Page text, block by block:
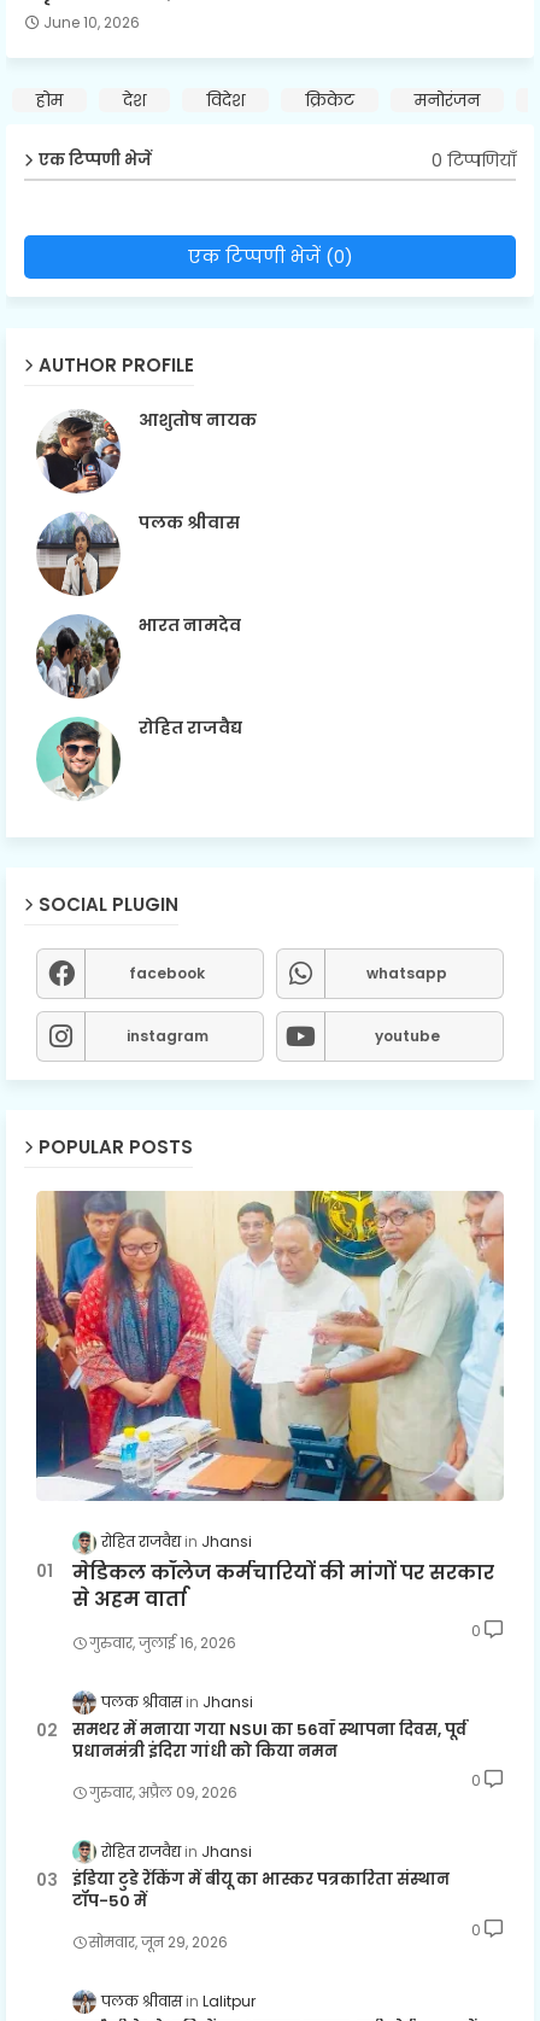
June 10, 2026
होम देश विदेश क्रिकेट मनोरंजन
एक टिप्पणी भेजें 0 टिप्पणियाँ
एक टिप्पणी भेजें (0)
AUTHOR PROFILE
आशुतोष नायक
पलक श्रीवास
भारत नामदेव
रोहित राजवैद्य
SOCIAL PLUGIN
facebook whatsapp
instagram youtube
POPULAR POSTS
रोहित राजवैद्य Jhansi
मेडिकल कॉलेज कर्मचारियों की मांगों पर सरकार
से अहम वार्ता
गुरुवार, जुलाई 16, 2026
0
पलक श्रीवास Jhansi
समथर में मनाया गया NSUI का 56वाँ स्थापना दिवस, पूर्व
प्रधानमंत्री इंदिरा गांधी को किया नमन
गुरुवार, अप्रैल 09, 2026
0
रोहित राजवैद्य Jhansi
इंडिया टुडे रैंकिंग में बीयू का भास्कर पत्रकारिता संस्थान
टॉप-50 में
सोमवार, जून 29, 2026
0
पलक श्रीवास Lalitpur